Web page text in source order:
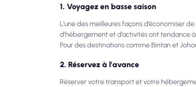
1. Voyagez en basse saison
L’une des meilleures façons d’économiser
d’hébergement et d’activités ont tendance
Pour des destinations comme Bintan et
2. Réservez à l'avance
Réserver votre transport et votre